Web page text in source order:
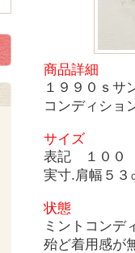
商品詳細
１９９０ｓ
コンディシ
サイズ
表記 １００
実寸.肩幅５３
状態
ミントコンデ
殆ど着用感が